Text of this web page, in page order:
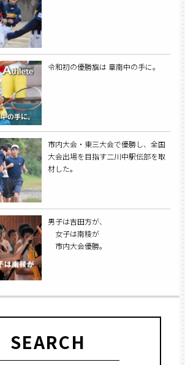
令和初の優勝旗は 章南中の手に。
市内大会・東三大会で優勝し、全国
大会出場を目指す二川中駅伝部を取
材した。
男子は吉田方が、
女子は南稜が
市内大会優勝。
SEARCH